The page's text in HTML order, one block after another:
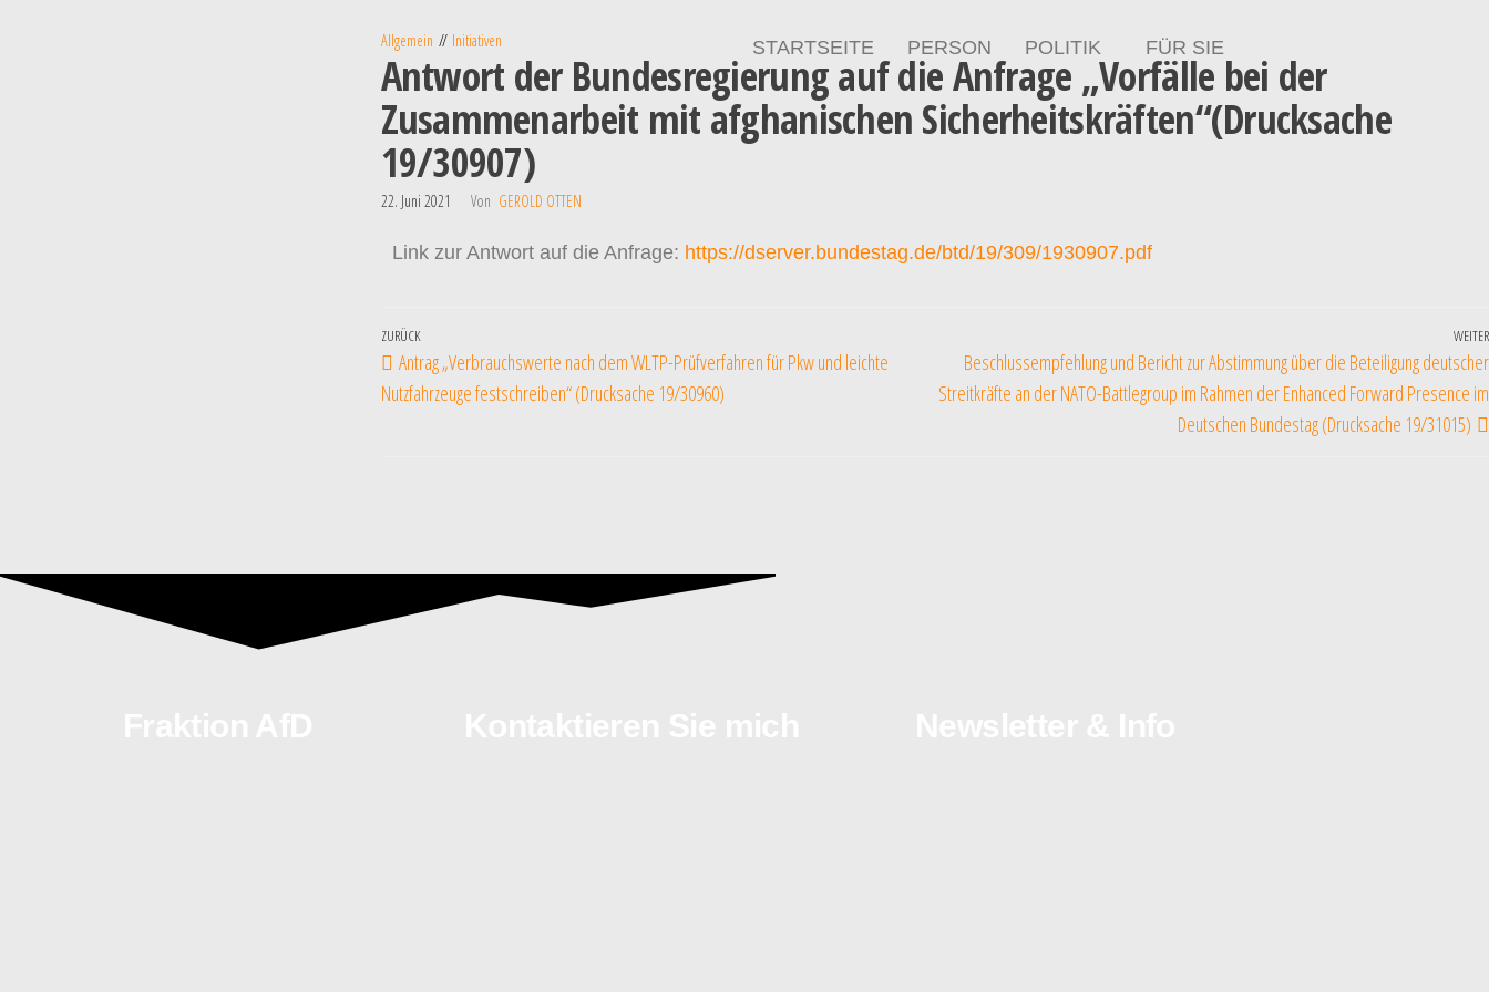
STARTSEITE PERSON POLITIK FÜR SIE
Allgemein Initiativen
Antwort der Bundesregierung auf die Anfrage „Vorfälle bei der
Zusammenarbeit mit afghanischen Sicherheitskräften“(Drucksache
19/30907)
22. Juni 2021 Von GEROLD OTTEN
Link zur Antwort auf die Anfrage: https://dserver.bundestag.de/btd/19/309/1930907.pdf
ZURÜCK
Antrag „Verbrauchswerte nach dem WLTP-Prüfverfahren für Pkw und leichte
Nutzfahrzeuge festschreiben“ (Drucksache 19/30960)
WEITER
Beschlussempfehlung und Bericht zur Abstimmung über die Beteiligung deutscher
Streitkräfte an der NATO-Battlegroup im Rahmen der Enhanced Forward Presence im
Deutschen Bundestag (Drucksache 19/31015)